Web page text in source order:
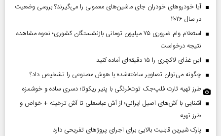
آیا خودروهای خودران جای ماشین‌های معمولی را می‌گیرند؟ بررسی وضعیت
در سال ۲۰۲۶
استعلام وام ضروری ۷۵ میلیون تومانی بازنشستگان کشوری؛ نحوه مشاهده
نتیجه درخواست
این غذای لاکچری را ۱۵ دقیقه‌ای آماده کنید
چگونه می‌توان تصاویر ساخته‌شده با هوش مصنوعی را تشخیص داد؟
طرز تهیه تارت فلپ‌جک توت‌فرنگی با پنیر ریکوتا؛ دسری ساده و خوشمزه
آشنایی با آش‌های اصیل ایرانی؛ از آش عباسعلی تا آش ترخینه + خواص و
طرز تهیه
پارک شیرین قابلیت‌ بالایی برای اجرای پروژهای تفریحی دارد